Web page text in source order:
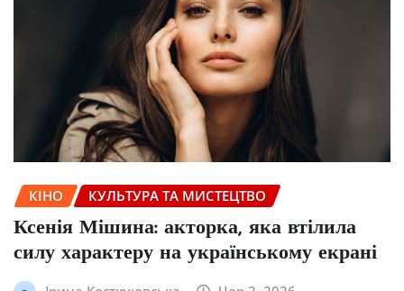
КІНО КУЛЬТУРА ТА МИСТЕЦТВО
Ксенія Мішина: акторка, яка втілила
силу характеру на українському екрані